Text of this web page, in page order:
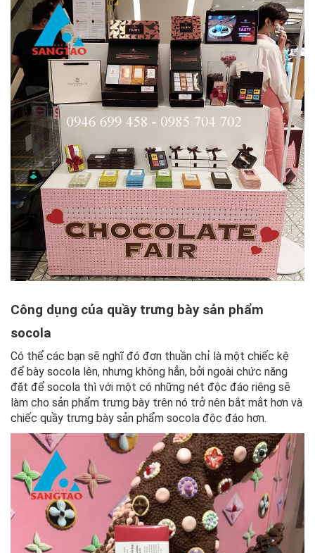
Công dụng của quầy trưng bày sản phẩm
socola
Có thể các bạn sẽ nghĩ đó đơn thuần chỉ là một chiếc kệ
để bày socola lên, nhưng không hẳn, bởi ngoài chức năng
đặt để socola thì với một có những nét độc đáo riêng sẽ
làm cho sản phẩm trưng bày trên nó trở nên bắt mắt hơn và
chiếc quầy trưng bày sản phẩm socola độc đáo hơn.